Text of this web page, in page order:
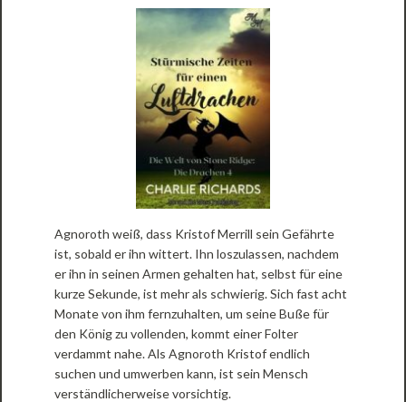
Agnoroth weiß, dass Kristof Merrill sein Gefährte
ist, sobald er ihn wittert. Ihn loszulassen, nachdem
er ihn in seinen Armen gehalten hat, selbst für eine
kurze Sekunde, ist mehr als schwierig. Sich fast acht
Monate von ihm fernzuhalten, um seine Buße für
den König zu vollenden, kommt einer Folter
verdammt nahe. Als Agnoroth Kristof endlich
suchen und umwerben kann, ist sein Mensch
verständlicherweise vorsichtig.